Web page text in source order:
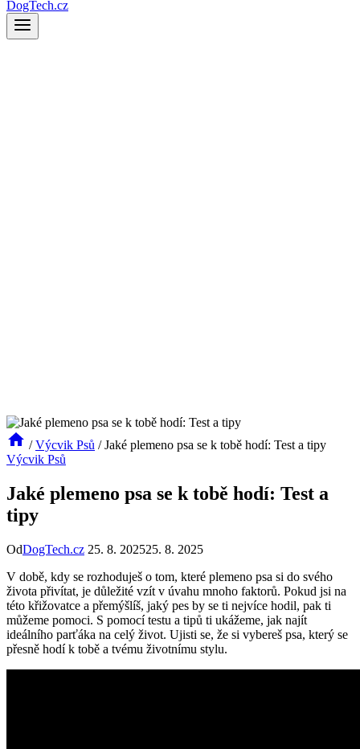
DogTech.cz
/ Výcvik Psů / Jaké plemeno psa se k tobě hodí: Test a tipy
Výcvik Psů
Jaké plemeno psa se k tobě hodí: Test a
tipy
OdDogTech.cz 25. 8. 202525. 8. 2025
V době, kdy se⁤ rozhoduješ o tom, které plemeno psa si ‍do svého
života přivítat, ​je důležité vzít v ⁢úvahu ⁣mnoho ⁣faktorů. Pokud‌ jsi ‌na
této křižovatce⁣ a přemýšlíš, jaký pes by ​se ti‍ nejvíce hodil, pak ⁢ti
můžeme pomoci. S ⁤pomocí testu a tipů ⁣ti ukážeme, ⁤jak⁤ najít
ideálního parťáka na celý život. Ujisti se, že si⁣ vybereš psa, ‌který se
přesně⁤ hodí k tobě a tvému životnímu‍ stylu.